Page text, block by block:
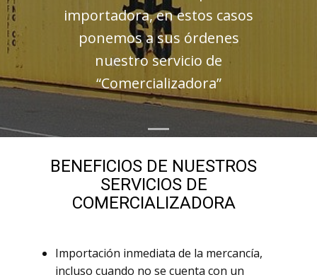
importadora, en estos casos
ponemos a sus órdenes
nuestro servicio de
“Comercializadora”
BENEFICIOS DE NUESTROS
SERVICIOS DE
COMERCIALIZADORA
Importación inmediata de la mercancía,
incluso cuando no se cuenta con un